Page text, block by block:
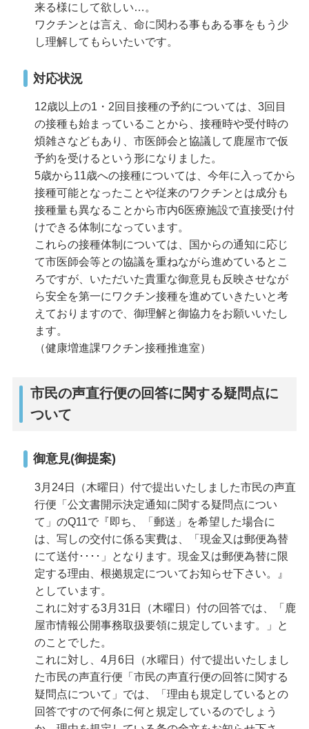
来る様にして欲しい…。
ワクチンとは言え、命に関わる事もある事をもう少
し理解してもらいたいです。
対応状況
12歳以上の1・2回目接種の予約については、3回目
の接種も始まっていることから、接種時や受付時の
煩雑さなどもあり、市医師会と協議して鹿屋市で仮
予約を受けるという形になりました。
5歳から11歳への接種については、今年に入ってから
接種可能となったことや従来のワクチンとは成分も
接種量も異なることから市内6医療施設で直接受け付
けできる体制になっています。
これらの接種体制については、国からの通知に応じ
て市医師会等との協議を重ねながら進めているとこ
ろですが、いただいた貴重な御意見も反映させなが
ら安全を第一にワクチン接種を進めていきたいと考
えておりますので、御理解と御協力をお願いいたし
ます。
（健康増進課ワクチン接種推進室）
市民の声直行便の回答に関する疑問点に
ついて
御意見(御提案)
3月24日（木曜日）付で提出いたしました市民の声直
行便「公文書開示決定通知に関する疑問点につい
て」のQ11で『即ち、「郵送」を希望した場合に
は、写しの交付に係る実費は、「現金又は郵便為替
にて送付････」となります。現金又は郵便為替に限
定する理由、根拠規定についてお知らせ下さい。』
としています。
これに対する3月31日（木曜日）付の回答では、「鹿
屋市情報公開事務取扱要領に規定しています。」と
のことでした。
これに対し、4月6日（水曜日）付で提出いたしまし
た市民の声直行便「市民の声直行便の回答に関する
疑問点について」では、「理由も規定しているとの
回答ですので何条に何と規定しているのでしょう